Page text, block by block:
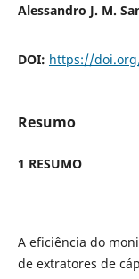
Alessandro J. M.
DOI: https://
Resumo
1 RESUMO
A eficiência do
de extratores de